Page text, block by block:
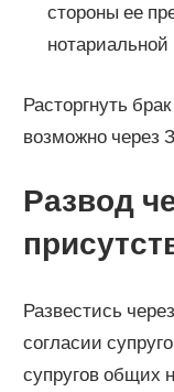
стороны ее
Расторгнуть
возможно через
Развод
Развестись
согласии
супругов общих